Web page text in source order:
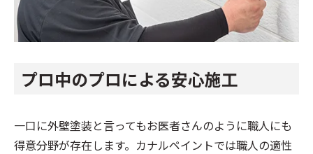
プロ中のプロによる安心施工
一口に外壁塗装と言ってもお医者さんのように職人にも
得意分野が存在します。カナルペイントでは職人の適性